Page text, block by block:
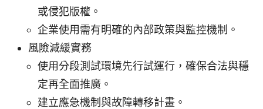
或侵犯版權。
企業使用需有明確的內部政策與監控機制。
風險減緩實務
使用分段測試環境先行試運行，確保合法與穩
定再全面推廣。
建立應急機制與故障轉移計畫。